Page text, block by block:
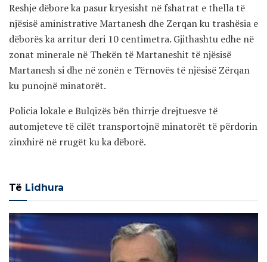
Reshje dëbore ka pasur kryesisht në fshatrat e thella të
njësisë aministrative Martanesh dhe Zerqan ku trashësia e
dëborës ka arritur deri 10 centimetra. Gjithashtu edhe në
zonat minerale në Thekën të Martaneshit të njësisë
Martanesh si dhe në zonën e Tërnovës të njësisë Zërqan
ku punojnë minatorët.
Policia lokale e Bulqizës bën thirrje drejtuesve të
automjeteve të cilët transportojnë minatorët të përdorin
zinxhirë në rrugët ku ka dëborë.
Të Lidhura